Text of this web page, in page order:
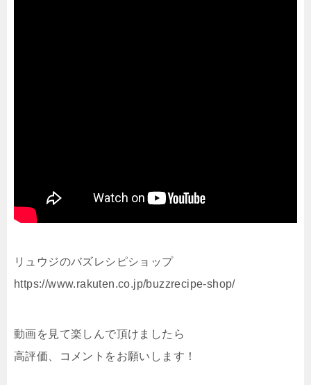
リュウジのバズレシピショップ
https://www.rakuten.co.jp/buzzrecipe-shop/
動画を見て楽しんで頂けましたら
高評価、コメントをお願いします！